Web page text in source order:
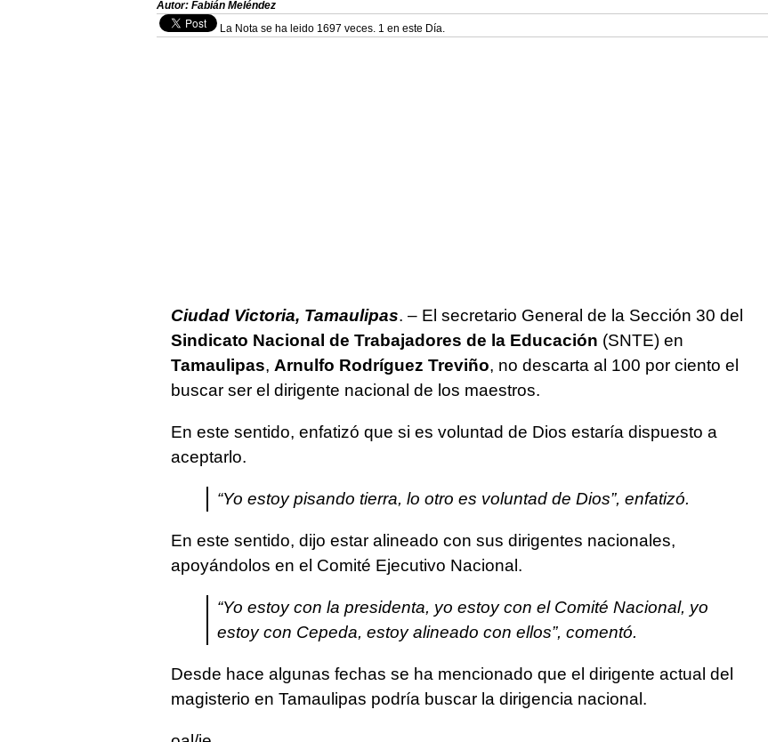
Autor: Fabián Meléndez
La Nota se ha leido 1697 veces. 1 en este Día.
Ciudad Victoria, Tamaulipas. – El secretario General de la Sección 30 del
Sindicato Nacional de Trabajadores de la Educación (SNTE) en
Tamaulipas, Arnulfo Rodríguez Treviño, no descarta al 100 por ciento el
buscar ser el dirigente nacional de los maestros.
En este sentido, enfatizó que si es voluntad de Dios estaría dispuesto a
aceptarlo.
“Yo estoy pisando tierra, lo otro es voluntad de Dios”, enfatizó.
En este sentido, dijo estar alineado con sus dirigentes nacionales,
apoyándolos en el Comité Ejecutivo Nacional.
“Yo estoy con la presidenta, yo estoy con el Comité Nacional, yo
estoy con Cepeda, estoy alineado con ellos”, comentó.
Desde hace algunas fechas se ha mencionado que el dirigente actual del
magisterio en Tamaulipas podría buscar la dirigencia nacional.